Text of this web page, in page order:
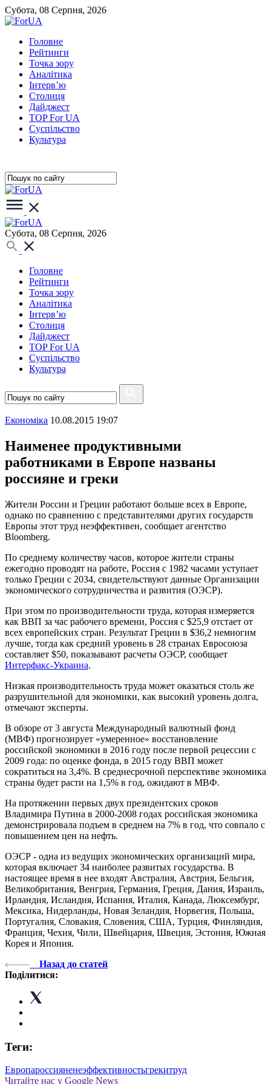
Субота, 08 Серпня, 2026
Головне
Рейтинги
Точка зору
Аналітика
Інтерв’ю
Столиця
Дайджест
TOP For UA
Суспiльство
Культура
Субота, 08 Серпня, 2026
Головне
Рейтинги
Точка зору
Аналітика
Інтерв’ю
Столиця
Дайджест
TOP For UA
Суспiльство
Культура
Економіка 10.08.2015 19:07
Наименее продуктивными
работниками в Европе названы
россияне и греки
Жители России и Греции работают больше всех в Европе,
однако по сравнению с представителями других государств
Европы этот труд неэффективен, сообщает агентство
Bloomberg.
По среднему количеству часов, которое жители страны
ежегодно проводят на работе, Россия с 1982 часами уступает
только Греции с 2034, свидетельствуют данные Организации
экономического сотрудничества и развития (ОЭСР).
При этом по производительности труда, которая измеряется
как ВВП за час рабочего времени, Россия с $25,9 отстает от
всех европейских стран. Результат Греции в $36,2 немногим
лучше, тогда как средний уровень в 28 странах Евросоюза
составляет $50, показывают расчеты ОЭСР, сообщает
Интерфакс-Украина.
Низкая производительность труда может оказаться столь же
разрушительной для экономики, как высокий уровень долга,
отмечают эксперты.
В обзоре от 3 августа Международный валютный фонд
(МВФ) прогнозирует «умеренное» восстановление
российской экономики в 2016 году после первой рецессии с
2009 года: по оценке фонда, в 2015 году ВВП может
сократиться на 3,4%. В среднесрочной перспективе экономика
страны будет расти на 1,5% в год, ожидают в МВФ.
На протяжении первых двух президентских сроков
Владимира Путина в 2000-2008 годах российская экономика
демонстрировала подъем в среднем на 7% в год, что совпало с
повышением цен на нефть.
ОЭСР - одна из ведущих экономических организаций мира,
которая включает 34 наиболее развитых государства. В
настоящее время в нее входят Австралия, Австрия, Бельгия,
Великобритания, Венгрия, Германия, Греция, Дания, Израиль,
Ирландия, Исландия, Испания, Италия, Канада, Люксембург,
Мексика, Нидерланды, Новая Зеландия, Норвегия, Польша,
Португалия, Словакия, Словения, США, Турция, Финляндия,
Франция, Чехия, Чили, Швейцария, Швеция, Эстония, Южная
Корея и Япония.
Назад до статей
Поділитися:
Теги:
Европароссияненеэффективностьгрекитруд
Читайте нас у Google News